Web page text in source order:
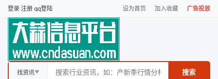
登录 注册 qq登陆 设为首页 加入收藏 广告投放
找资讯▼ 搜索